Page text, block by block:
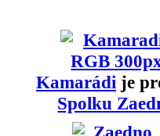
Kamarádi je
Spolku